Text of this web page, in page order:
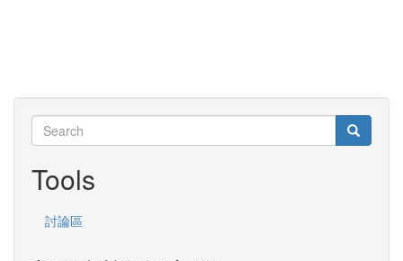
Search
Search Search
Tools
討論區